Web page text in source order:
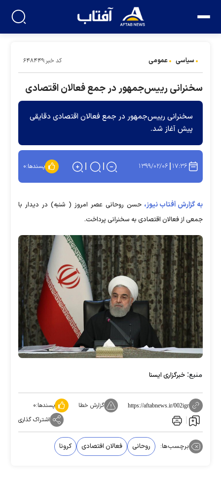
سیاسی عمومی کد خبر:۶۴۸۴۴۹
سخنرانی رییس‌جمهور در جمع فعالان اقتصادی
سخنرانی رییس‌جمهور در جمع فعالان اقتصادی دقایقی
پیش آغاز شد.
۱۷:۳۶ ۱۳۹۹/۰۲/۰۶ پسندها:۰
به گزارش آفتاب نیوز، حسن روحانی عصر امروز ( شنبه) در دیدار با
جمعی از فعالان اقتصادی به سخنرانی پرداخت.
منبع: خبرگزاری ایسنا
https://aftabnews.ir/002igr گزارش خطا پسندها:۰
اشتراک گذاری
برچسب‌ها: روحانی فعالان افتصادی کرونا